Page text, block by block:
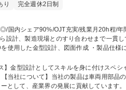
り 完全週休2日制
計、製造現場とのすり合わせまで一貫
に設計スキルを高めていくことができます。 募集職種
当社について】当社の製品は車両用部品